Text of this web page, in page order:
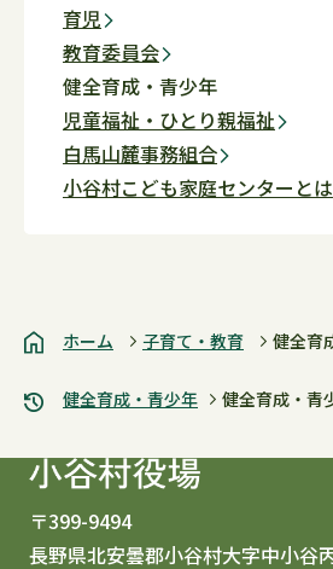
育児
教育委員会
健全育成・青少年
児童福祉・ひとり親福祉
白馬山麓事務組合
小谷村こども家庭センターとは
ホーム 子育て・教育 健全育
健全育成・青少年 健全育成・青
〒399-9494
長野県北安曇郡小谷村大字中小谷